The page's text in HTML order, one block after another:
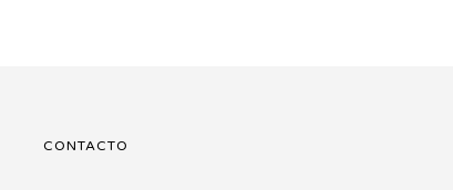
CONTACTO